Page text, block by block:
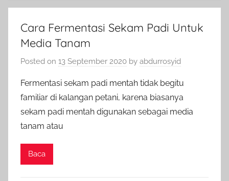
Cara Fermentasi Sekam Padi Untuk
Media Tanam
Posted on 13 September 2020 by abdurrosyid
Fermentasi sekam padi mentah tidak begitu
familiar di kalangan petani, karena biasanya
sekam padi mentah digunakan sebagai media
tanam atau
Baca